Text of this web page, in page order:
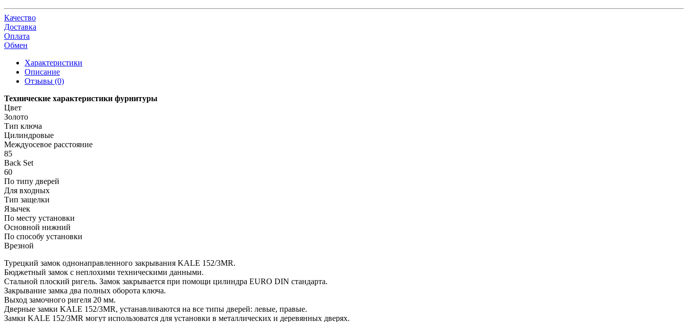
Качество
Доставка
Оплата
Обмен
Характеристики
Описание
Отзывы (0)
Технические характеристики фурнитуры
Цвет
Золото
Тип ключа
Цилиндровые
Междуосевое расстояние
85
Back Set
60
По типу дверей
Для входных
Тип защелки
Язычек
По месту установки
Основной нижний
По способу установки
Врезной
Турецкий замок однонаправленного закрывания KALE 152/3MR.
Бюджетный замок с неплохими техническими данными.
Стальной плоский ригель. Замок закрывается при помощи цилиндра EURO DIN стандарта.
Закрывание замка два полных оборота ключа.
Выход замочного ригеля 20 мм.
Дверные замки KALE 152/3MR, устанавливаются на все типы дверей: левые, правые.
Замки KALE 152/3MR могут использоватся для установки в металлических и деревянных дверях.